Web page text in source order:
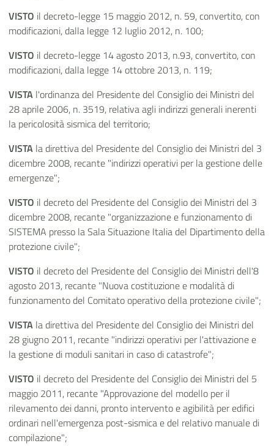
VISTO il decreto-legge 15 maggio 2012, n. 59, convertito, con
modificazioni, dalla legge 12 luglio 2012, n. 100;
VISTO il decreto-legge 14 agosto 2013, n.93, convertito, con
modificazioni, dalla legge 14 ottobre 2013, n. 119;
VISTA l'ordinanza del Presidente del Consiglio dei Ministri del
28 aprile 2006, n. 3519, relativa agli indirizzi generali inerenti
la pericolosità sismica del territorio;
VISTA la direttiva del Presidente del Consiglio dei Ministri del 3
dicembre 2008, recante "indirizzi operativi per la gestione delle
emergenze";
VISTO il decreto del Presidente del Consiglio dei Ministri del 3
dicembre 2008, recante "organizzazione e funzionamento di
SISTEMA presso la Sala Situazione Italia del Dipartimento della
protezione civile";
VISTO il decreto del Presidente del Consiglio dei Ministri dell'8
agosto 2013, recante "Nuova costituzione e modalità di
funzionamento del Comitato operativo della protezione civile";
VISTA la direttiva del Presidente del Consiglio dei Ministri del
28 giugno 2011, recante "indirizzi operativi per l'attivazione e
la gestione di moduli sanitari in caso di catastrofe";
VISTO il decreto del Presidente del Consiglio dei Ministri del 5
maggio 2011, recante "Approvazione del modello per il
rilevamento dei danni, pronto intervento e agibilità per edifici
ordinari nell'emergenza post-sismica e del relativo manuale di
compilazione";